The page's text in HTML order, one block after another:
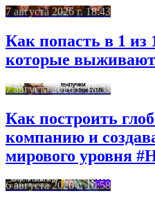
7 августа 2026 г. 18:43
Как попасть в 1 из
которые
7 августа 2026 г. 18:33
Как построить
компанию и
мирового уровня
6 августа 2026 г. 10:58